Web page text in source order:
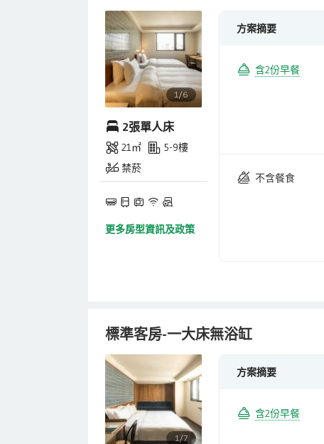
1/6
2張單人床
21㎡
5-9樓
禁菸
更多房型資訊及政策
方案摘要
含2份早餐
不含餐食
標準客房-一大床無浴缸
1/7
方案摘要
含2份早餐